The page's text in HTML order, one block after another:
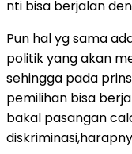
nti bisa berjalan
Pun hal yg sama
politik yang akan
sehingga pada
pemilihan bisa
bakal pasangan